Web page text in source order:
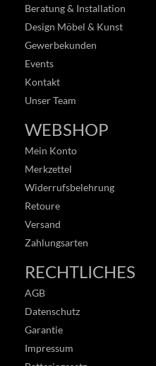
Beratung & Installation
Design Möbel & Kunst
Gewerbekunden
Events
Kontakt
Unser Team
WEBSHOP
Mein Konto
Merkzettel
Widerrufsbelehrung
Retoure
Versand
Zahlungsarten
RECHTLICHES
AGB
Datenschutz
Garantie
Impressum